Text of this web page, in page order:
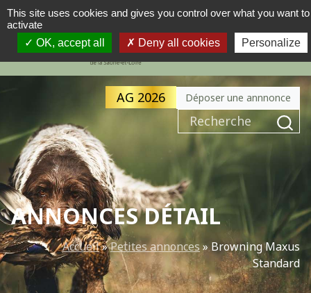
NAVIGATION PRINCIPALE
MENU
AG 2026 Déposer une annnonce
Recherche pour :
ANNONCES DÉTAIL
Accueil»Petites annonces»Browning Maxus
Standard
This site uses cookies and gives you control over what you want to
activate
OK, accept all
Deny all cookies Personalize